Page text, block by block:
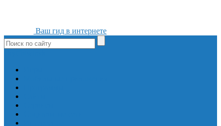
Ваш гид в интернете